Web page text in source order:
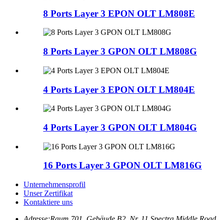
8 Ports Layer 3 EPON OLT LM808E
8 Ports Layer 3 GPON OLT LM808G
4 Ports Layer 3 EPON OLT LM804E
4 Ports Layer 3 GPON OLT LM804G
16 Ports Layer 3 GPON OLT LM816G
Unternehmensprofil
Unser Zertifikat
Kontaktiere uns